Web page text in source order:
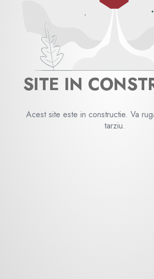
SITE IN
Acest site este in constructie. Va
tarziu.